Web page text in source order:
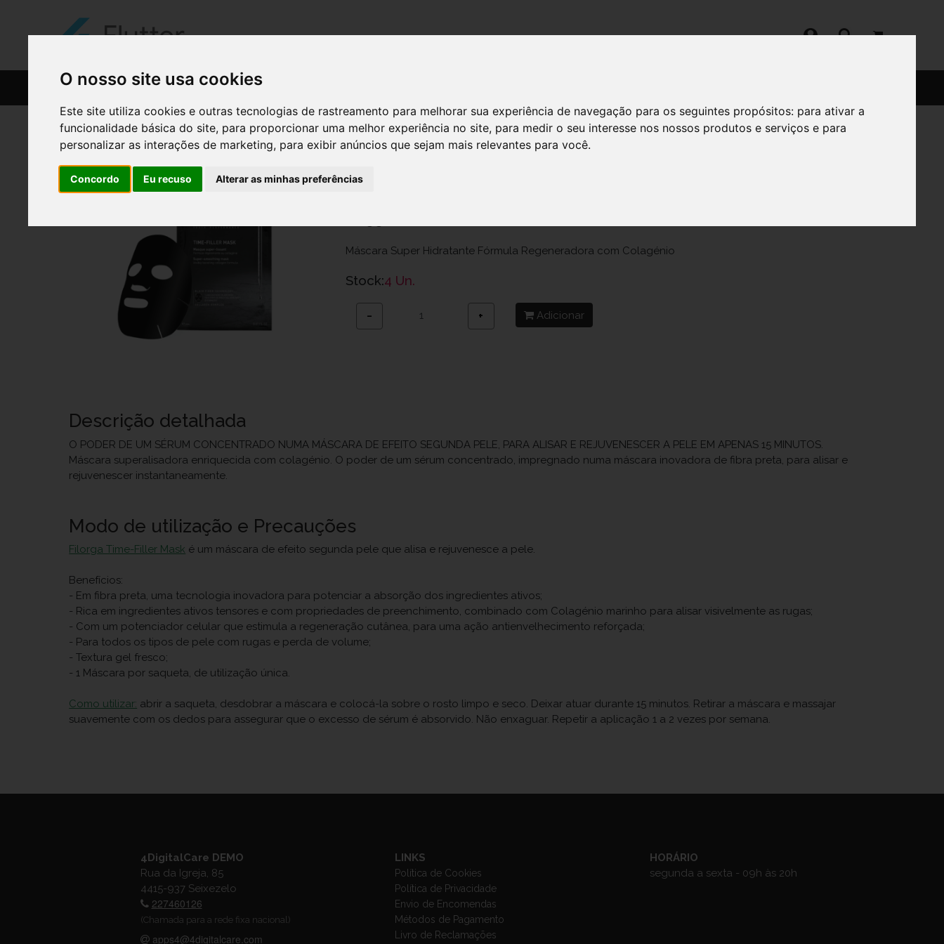
O nosso site usa cookies
Este site utiliza cookies e outras tecnologias de rastreamento para melhorar sua experiência de navegação para os seguintes propósitos: para ativar a
funcionalidade básica do site, para proporcionar uma melhor experiência no site, para medir o seu interesse nos nossos produtos e serviços e para
personalizar as interações de marketing, para exibir anúncios que sejam mais relevantes para você.
Concordo Eu recuso Alterar as minhas preferências
RECEITAS CATÁLOGO
Filorga Time Filler Mask 23g
Máscara Super Hidratante Fórmula Regeneradora com Colagénio
Stock:4 Un.
− + Adicionar
Descrição detalhada
O PODER DE UM SÉRUM CONCENTRADO NUMA MÁSCARA DE EFEITO SEGUNDA PELE, PARA ALISAR E REJUVENESCER A PELE EM APENAS 15 MINUTOS.
Máscara superalisadora enriquecida com colagénio. O poder de um sérum concentrado, impregnado numa máscara inovadora de fibra preta, para alisar e
rejuvenescer instantaneamente.
Modo de utilização e Precauções
Filorga Time-Filler Mask é um máscara de efeito segunda pele que alisa e rejuvenesce a pele.
Benefícios:
- Em fibra preta, uma tecnologia inovadora para potenciar a absorção dos ingredientes ativos;
- Rica em ingredientes ativos tensores e com propriedades de preenchimento, combinado com Colagénio marinho para alisar visivelmente as rugas;
- Com um potenciador celular que estimula a regeneração cutânea, para uma ação antienvelhecimento reforçada;
- Para todos os tipos de pele com rugas e perda de volume;
- Textura gel fresco;
- 1 Máscara por saqueta, de utilização única.
Como utilizar: abrir a saqueta, desdobrar a máscara e colocá-la sobre o rosto limpo e seco. Deixar atuar durante 15 minutos. Retirar a máscara e massajar
suavemente com os dedos para assegurar que o excesso de sérum é absorvido. Não enxaguar. Repetir a aplicação 1 a 2 vezes por semana.
4DigitalCare DEMO
Rua da Igreja, 85
4415-937 Seixezelo
227460126
(Chamada para a rede fixa nacional)
apps4@4digitalcare.com
LINKS
Política de Cookies
Política de Privacidade
Envio de Encomendas
Métodos de Pagamento
Livro de Reclamações
HORÁRIO
segunda a sexta - 09h às 20h